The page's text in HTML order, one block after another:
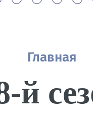
Главная
й